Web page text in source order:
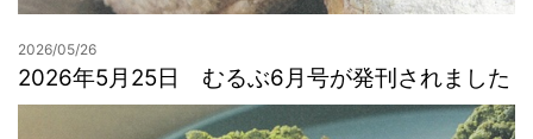
2026/05/26
2026年5月25日 むるぶ6月号が発刊されました